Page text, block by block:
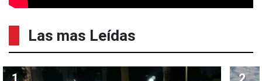
Las mas Leídas